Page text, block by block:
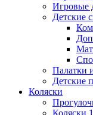
Игровые
Детские
Палатки
Детские
Коляски
Коляски